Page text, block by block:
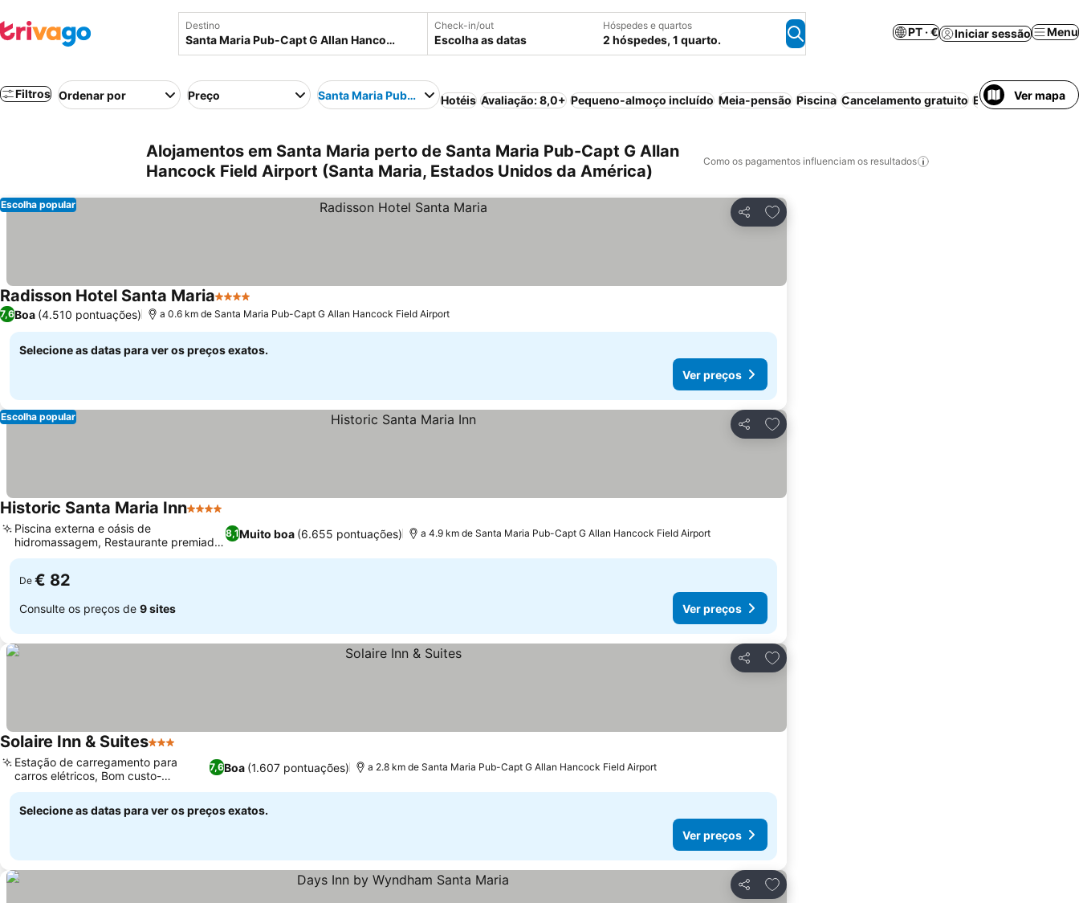
Destino Check-in/out
Escolha as datas
Hóspedes e quartos
2 hóspedes, 1 quarto.
PT · € Iniciar sessão Menu
Filtros Ordenar por Preço Santa Maria Pub-Capt G Allan Hancock Field Airport
Hotéis Avaliação: 8,0+ Pequeno-almoço incluído Meia-pensão Piscina Cancelamento gratuito Estacionamento
Ver mapa
Alojamentos em Santa Maria perto de Santa Maria Pub-Capt G Allan
Hancock Field Airport (Santa Maria, Estados Unidos da América)
Como os pagamentos influenciam os resultados
Partilhar
Adicionar aos favoritos
Escolha popular
Radisson Hotel Santa Maria4 Estrelas
7,6Boa (4.510 pontuações) a 0.6 km de Santa Maria Pub-Capt G Allan Hancock Field Airport
Selecione as datas para ver os preços exatos.
Ver preços
Partilhar
Adicionar aos favoritos
Escolha popular
Historic Santa Maria Inn4 Estrelas
8,1Muito boa (6.655 pontuações)
Piscina externa e oásis de
hidromassagem, Restaurante premiado
The Century Room
a 4.9 km de Santa Maria Pub-Capt G Allan Hancock Field Airport
De € 82
Consulte os preços de 9 sites Ver preços
Partilhar
Adicionar aos favoritos
Solaire Inn & Suites3 Estrelas
7,6Boa (1.607 pontuações)
Estação de carregamento para
carros elétricos, Bom custo-
benefício
a 2.8 km de Santa Maria Pub-Capt G Allan Hancock Field Airport
Selecione as datas para ver os preços exatos.
Ver preços
Partilhar
Adicionar aos favoritos